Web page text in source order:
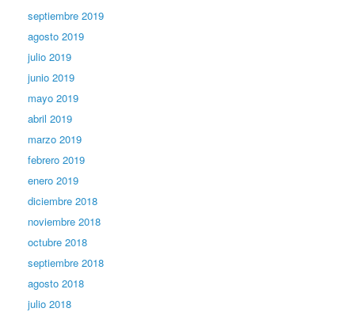
septiembre 2019
agosto 2019
julio 2019
junio 2019
mayo 2019
abril 2019
marzo 2019
febrero 2019
enero 2019
diciembre 2018
noviembre 2018
octubre 2018
septiembre 2018
agosto 2018
julio 2018